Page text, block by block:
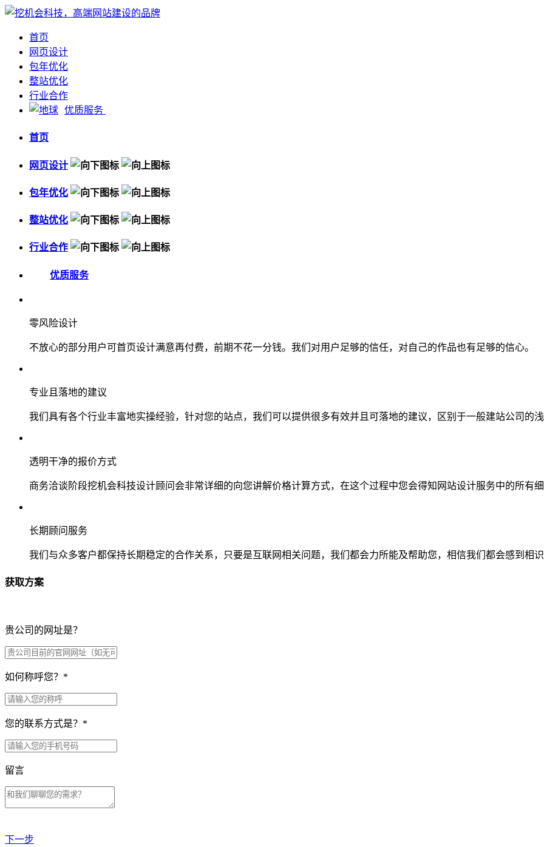
首页
网页设计
包年优化
整站优化
行业合作
优质服务
首页
网页设计
包年优化
整站优化
行业合作
优质服务
零风险设计
不放心的部分用户可首页设计满意再付费，前期不花一分钱。我们对用户足够的信任，对自己的作品也有足够的信心。
专业且落地的建议
我们具有各个行业丰富地实操经验，针对您的站点，我们可以提供很多有效并且可落地的建议，区别于一般建站公司的
透明干净的报价方式
商务洽谈阶段挖机会科技设计顾问会非常详细的向您讲解价格计算方式，在这个过程中您会得知网站设计服务中的所有
长期顾问服务
我们与众多客户都保持长期稳定的合作关系，只要是互联网相关问题，我们都会力所能及帮助您，相信我们都会感到相
获取方案
贵公司的网址是？
如何称呼您？ *
您的联系方式是？ *
留言
下一步